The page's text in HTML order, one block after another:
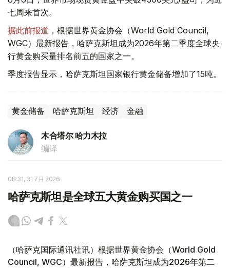
七周来首次。
据此前报道 ，根据世界黄金协会（World Gold Council,
WGC）最新报告，哈萨克斯坦成为2026年第二季度全球央
行黄金购买量排名前五的国家之一。
季度报告显示，哈萨克斯坦国家银行黄金储备增加了15吨。
黄金储备 哈萨克斯坦 经济 金融
木合塔尔 哈力木拉
编译
08:31, 31 7月 2026
哈萨克斯坦是全球五大黄金购买国之一
（哈萨克国际通讯社讯）根据世界黄金协会（World Gold
Council, WGC）最新报告，哈萨克斯坦成为2026年第二